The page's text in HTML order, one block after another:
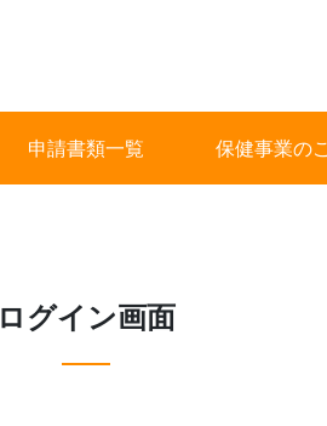
申請書類一覧 保健事業の
ログイン画面